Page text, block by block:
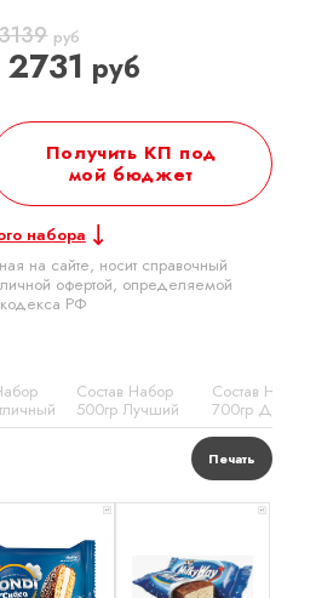
руб
2731 руб
Получить КП под
мой бюджет
набора
на сайте, носит справочный
офертой, определяемой
РФ
Состав Набор
500гр Лучший
Состав Набор
700гр
Печать
x 1 x 1